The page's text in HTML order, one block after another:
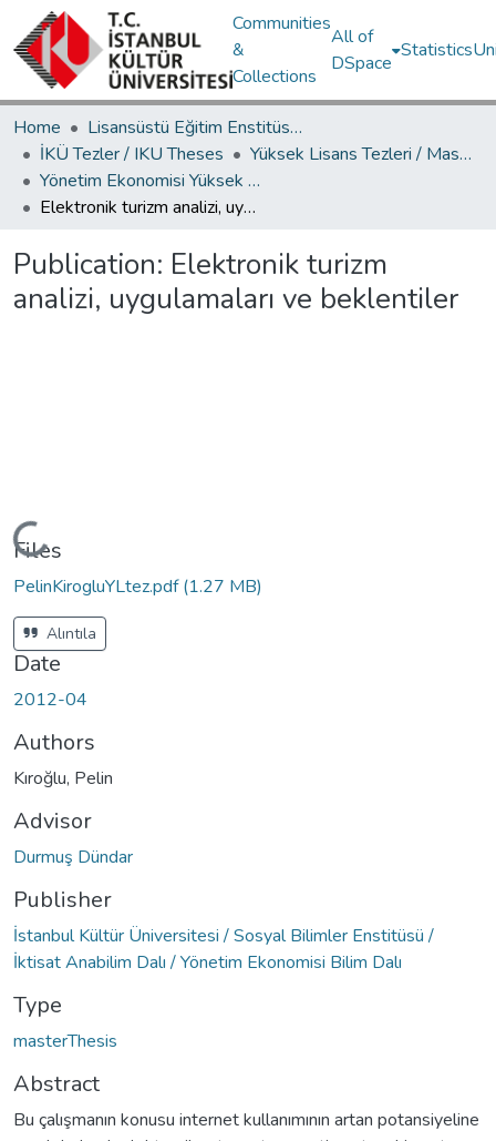
Communities
&
Collections
All of
DSpace
Statistics
Home
Lisansüstü Eğitim Enstitüsü / Postgraduate Education Institute
İKÜ Tezler / IKU Theses
Yüksek Lisans Tezleri / Master's Theses
Yönetim Ekonomisi Yüksek Lisans Programı / Management Economics Master's Degree Program
Elektronik turizm analizi, uygulamaları ve beklentiler
Publication: Elektronik turizm
analizi, uygulamaları ve beklentiler
Loading...
Files
PelinKirogluYLtez.pdf(1.27 MB)
Alıntıla
Date
2012-04
Authors
Kıroğlu, Pelin
Advisor
Durmuş Dündar
Publisher
İstanbul Kültür Üniversitesi / Sosyal Bilimler Enstitüsü /
İktisat Anabilim Dalı / Yönetim Ekonomisi Bilim Dalı
Type
masterThesis
Abstract
Bu çalışmanın konusu internet kullanımının artan potansiyeline